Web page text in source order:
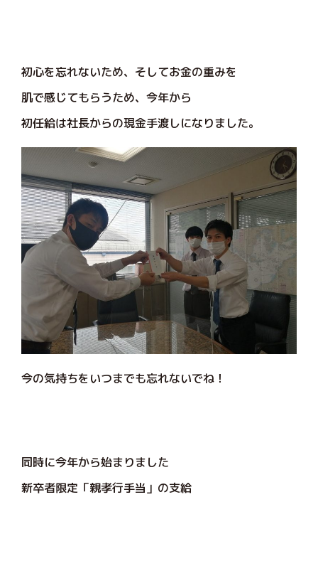
初心を忘れないため、そしてお金の重みを
肌で感じてもらうため、今年から
初任給は社長からの現金手渡しになりました。
今の気持ちをいつまでも忘れないでね！
同時に今年から始まりました
新卒者限定「親孝行手当」の支給